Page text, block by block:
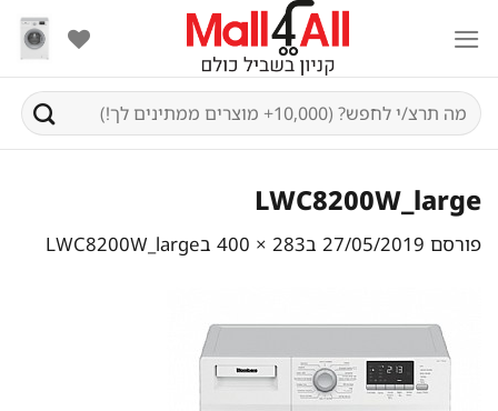
content
חיפוש
עבור:
LWC8200W_large
פורסם 27/05/2019 ב283 × 400 בLWC8200W_large